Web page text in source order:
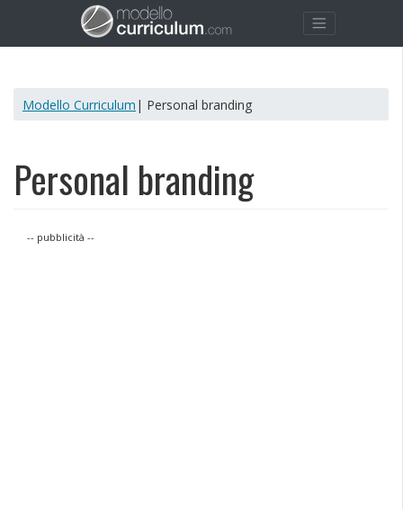
Modello Curriculum | Personal branding
Personal branding
-- pubblicità --